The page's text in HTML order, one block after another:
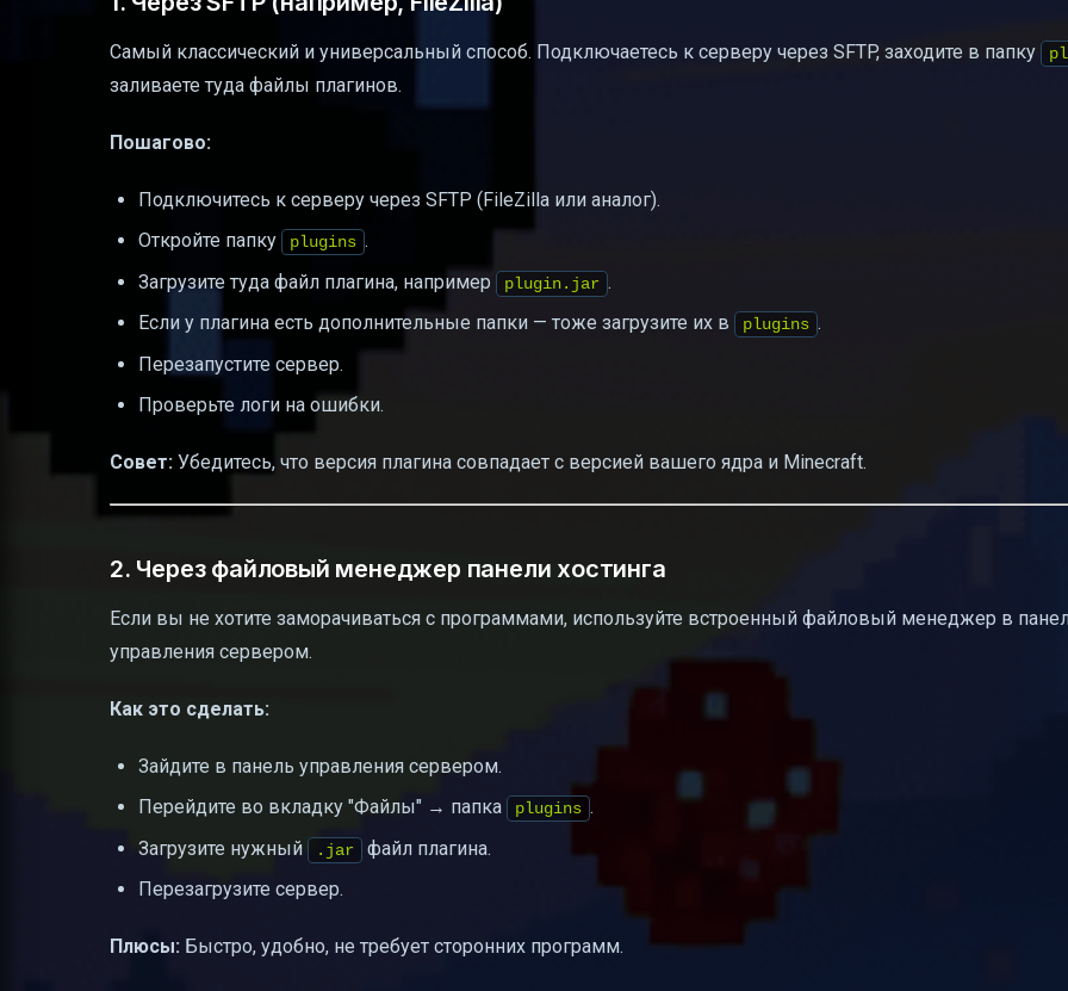
Самый классический и универсальный способ. Подключаетесь к серверу через SFTP, заходите в папку
заливаете туда файлы плагинов.
Пошагово:
Подключитесь к серверу через SFTP (FileZilla или аналог).
Откройте папку
plugins .
Загрузите туда файл плагина, например
plugin.jar .
Если у плагина есть дополнительные папки — тоже загрузите их в
plugins .
Перезапустите сервер.
Проверьте логи на ошибки.
Совет: Убедитесь, что версия плагина совпадает с версией вашего ядра и Minecraft.
2. Через файловый менеджер панели хостинга
Если вы не хотите заморачиваться с программами, используйте встроенный файловый менеджер в
управления сервером.
Как это сделать:
Зайдите в панель управления сервером.
Перейдите во вкладку "Файлы" → папка
plugins .
Загрузите нужный
.jar
файл плагина.
Перезагрузите сервер.
Плюсы: Быстро, удобно, не требует сторонних программ.